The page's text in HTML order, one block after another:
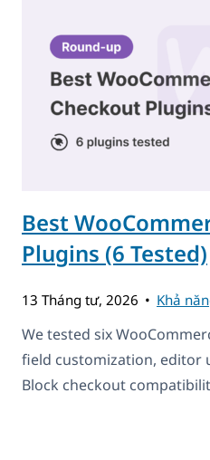
Best
Plugins (6 Tested)
13 Tháng tư, 2026 Khả
We tested six
field customization, editor
Block checkout